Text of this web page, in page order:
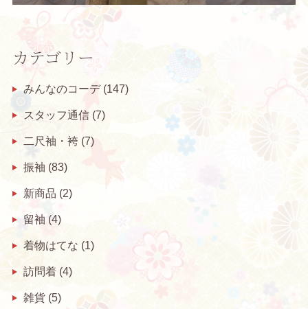
カテゴリー
みんなのコーデ(147)
スタッフ通信(7)
二尺袖・袴(7)
振袖 (83)
新商品 (2)
留袖 (4)
着物はてな (1)
訪問着(4)
雑貨(5)